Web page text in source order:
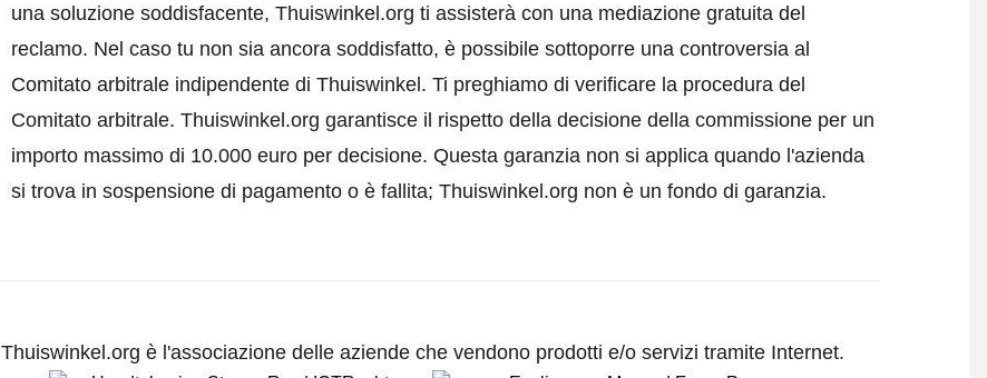
una soluzione soddisfacente, Thuiswinkel.org ti assisterà con una mediazione gratuita del
reclamo. Nel caso tu non sia ancora soddisfatto, è possibile sottoporre una controversia al
Comitato arbitrale indipendente di Thuiswinkel. Ti preghiamo di verificare la procedura del
Comitato arbitrale. Thuiswinkel.org garantisce il rispetto della decisione della commissione per un
importo massimo di 10.000 euro per decisione. Questa garanzia non si applica quando l'azienda
si trova in sospensione di pagamento o è fallita; Thuiswinkel.org non è un fondo di garanzia.
Thuiswinkel.org è l'associazione delle aziende che vendono prodotti e/o servizi tramite Internet.